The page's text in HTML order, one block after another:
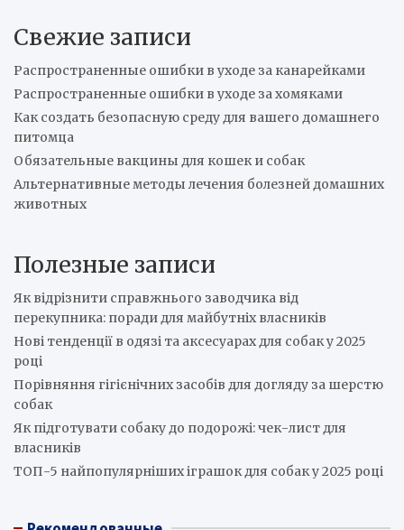
c
Свежие записи
Распространенные ошибки в уходе за канарейками
Распространенные ошибки в уходе за хомяками
Как создать безопасную среду для вашего домашнего
питомца
Обязательные вакцины для кошек и собак
Альтернативные методы лечения болезней домашних
животных
Полезные записи
Як відрізнити справжнього заводчика від
перекупника: поради для майбутніх власників
Нові тенденції в одязі та аксесуарах для собак у 2025
році
Порівняння гігієнічних засобів для догляду за шерстю
собак
Як підготувати собаку до подорожі: чек-лист для
власників
ТОП-5 найпопулярніших іграшок для собак у 2025 році